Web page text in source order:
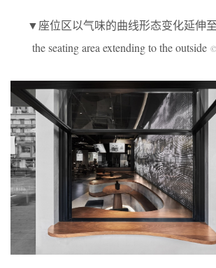
▼座位区以气味的曲线形态变化延伸
the seating area extending to the outside